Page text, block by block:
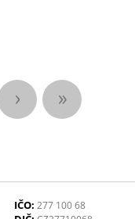
› »
IČO: 277 100 68